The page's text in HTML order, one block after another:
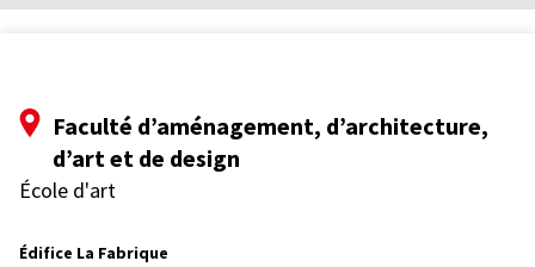
Faculté d’aménagement, d’architecture,
d’art et de design
École d'art
Édifice La Fabrique